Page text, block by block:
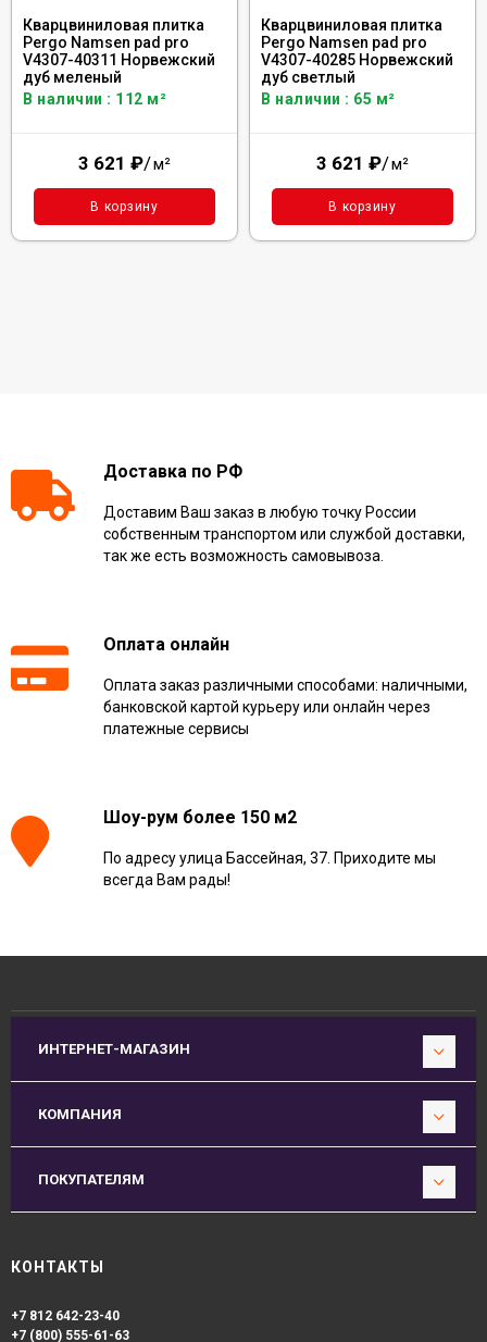
Кварцвиниловая плитка
Pergo Namsen pad pro
V4307-40311 Норвежский
дуб меленый
В наличии : 112 м²
3 621 ₽/м²
В корзину
Кварцвиниловая плитка
Pergo Namsen pad pro
V4307-40285 Норвежский
дуб светлый
В наличии : 65 м²
3 621 ₽/м²
В корзину
Доставка по РФ
Доставим Ваш заказ в любую точку России
собственным транспортом или службой доставки,
так же есть возможность самовывоза.
Оплата онлайн
Оплата заказ различными способами: наличными,
банковской картой курьеру или онлайн через
платежные сервисы
Шоу-рум более 150 м2
По адресу улица Бассейная, 37. Приходите мы
всегда Вам рады!
ИНТЕРНЕТ-МАГАЗИН
КОМПАНИЯ
ПОКУПАТЕЛЯМ
КОНТАКТЫ
+7 812 642-23-40
+7 (800) 555-61-63